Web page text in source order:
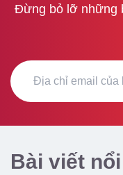
Đừng bỏ lỡ những
Bài viết